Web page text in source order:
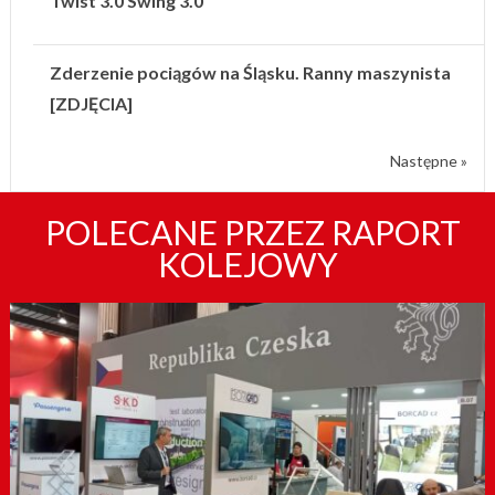
Zderzenie pociągów na Śląsku. Ranny maszynista
[ZDJĘCIA]
Następne »
POLECANE PRZEZ RAPORT
KOLEJOWY